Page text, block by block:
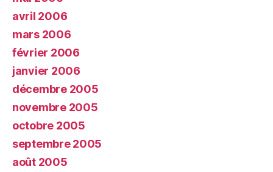
avril 2006
mars 2006
février 2006
janvier 2006
décembre 2005
novembre 2005
octobre 2005
septembre 2005
août 2005